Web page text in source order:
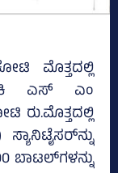
ಮೊತ್ತದಲ್ಲಿ
ಎಸ್‌ ಎಂ
ರು.ಮೊತ್ತದಲ್ಲಿ
ಬಾಟಲ್‌ಗಳನ್ನು